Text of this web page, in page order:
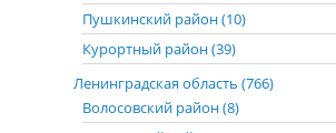
Пушкинский район (10)
Курортный район (39)
Ленинградская область (766)
Волосовский район (8)